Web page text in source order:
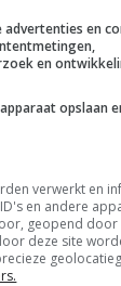
Makkelijke
advertenties en
en
opslaan
verwerkt en
en andere
geopend
deze site